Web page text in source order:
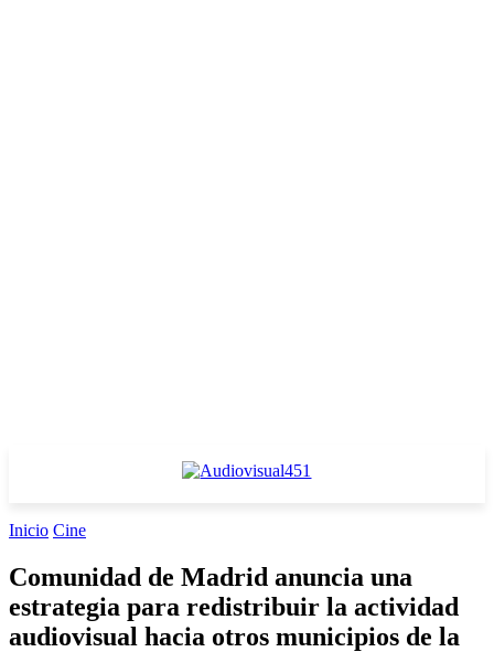
Inicio Cine
Comunidad de Madrid anuncia una
estrategia para redistribuir la actividad
audiovisual hacia otros municipios de la